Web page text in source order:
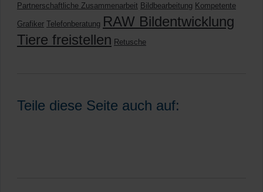
Partnerschaftliche Zusammenarbeit Bildbearbeitung Kompetente
Grafiker Telefonberatung RAW Bildentwicklung
Tiere freistellen Retusche
Teile diese Seite auch auf: